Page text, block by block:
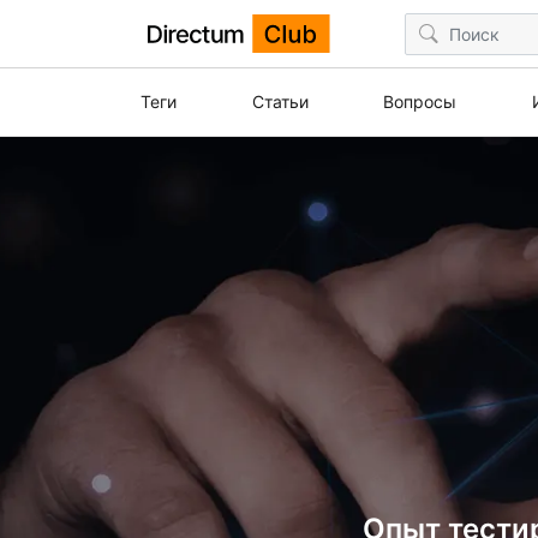
Теги Статьи Вопросы
Опыт